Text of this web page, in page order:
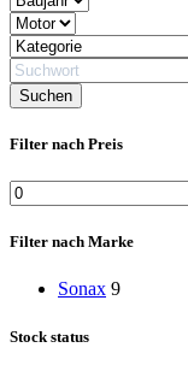
Filter nach Preis
Min.
Preis
Filter nach Marke
Sonax 9
Stock status